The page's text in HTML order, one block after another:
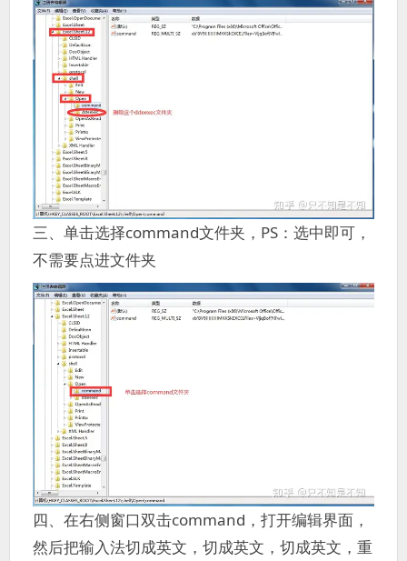
三、单击选择command文件夹，PS：选中即可，
不需要点进文件夹
四、在右侧窗口双击command，打开编辑界面，
然后把输入法切成英文，切成英文，切成英文，重